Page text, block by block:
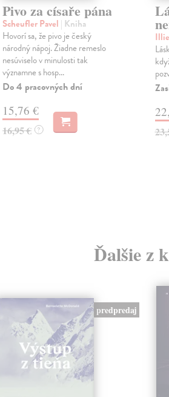
Pivo za císaře pána
Scheufler Pavel | Kniha
Hovorí sa, že pivo je český
národný nápoj. Žiadne remeslo
nesúviselo v minulosti tak
významne s hosp...
Do 4 pracovných dní
15,76 €
16,95 € ?
Ďalšie z
predpredaj